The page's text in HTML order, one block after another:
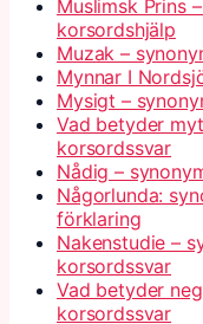
Muslimsk Prins
korsordshjälp
Muzak –
Mynnar I
Mysigt –
Vad betyder
korsordssvar
Nådig –
Någorlunda:
förklaring
Nakenstudie –
korsordssvar
Vad betyder
korsordssvar